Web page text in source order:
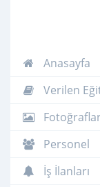
Anasayfa
Verilen
Personel
İş İlanları